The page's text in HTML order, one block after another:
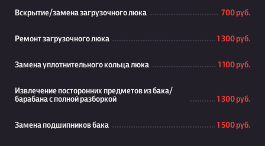
Вскрытие/замена загрузочного люка 700 руб.
Ремонт загрузочного люка 1 300 руб.
Замена уплотнительного кольца люка 1 100 руб.
Извлечение посторонних предметов из бака/
барабана с полной разборкой
1 300 руб.
Замена подшипников бака 1 500 руб.